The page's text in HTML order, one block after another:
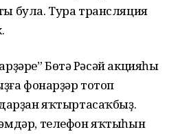
була. Тура трансляция
Бөтә Рәсәй акцияһы
фонарҙәр тотоп
яҡтыртасаҡбыҙ.
телефон яҡтыһын